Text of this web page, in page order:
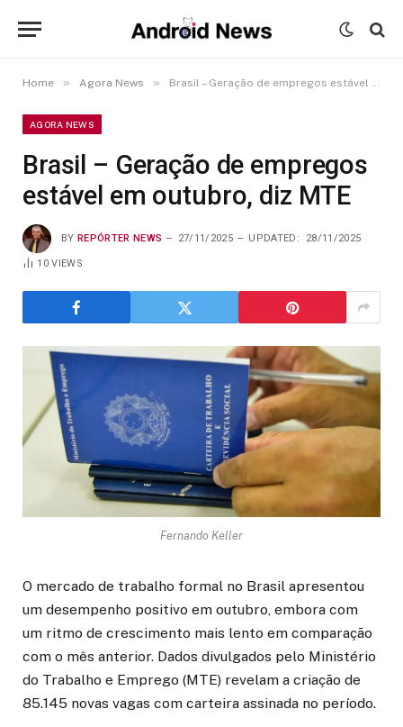
Home » Agora News » Brasil – Geração de empregos estável em outubro, diz MTE
AGORA NEWS
Brasil – Geração de empregos
estável em outubro, diz MTE
BY REPÓRTER NEWS 27/11/2025 UPDATED: 28/11/2025
10VIEWS
Fernando Keller
O mercado de trabalho formal no Brasil apresentou
um desempenho positivo em outubro, embora com
um ritmo de crescimento mais lento em comparação
com o mês anterior. Dados divulgados pelo Ministério
do Trabalho e Emprego (MTE) revelam a criação de
85.145 novas vagas com carteira assinada no período.